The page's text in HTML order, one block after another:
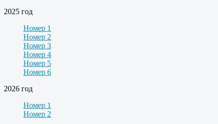
2025 год
Номер 1
Номер 2
Номер 3
Номер 4
Номер 5
Номер 6
2026 год
Номер 1
Номер 2